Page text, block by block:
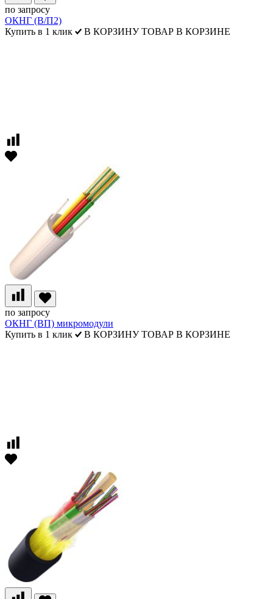
по запросу
ОКНГ (В/П2)
Купить в 1 клик
В КОРЗИНУ ТОВАР В КОРЗИНЕ
по запросу
ОКНГ (ВП) микромодули
Купить в 1 клик
В КОРЗИНУ ТОВАР В КОРЗИНЕ